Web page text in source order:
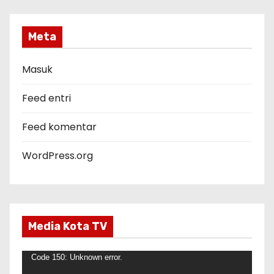
o
r
Meta
Masuk
Feed entri
Feed komentar
WordPress.org
Media Kota TV
Code 150: Unknown error.